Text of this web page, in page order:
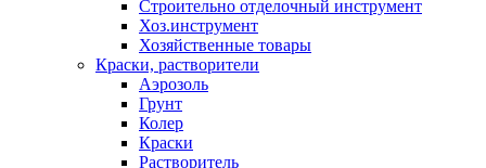
Строительно отделочный инструмент
Хоз.инструмент
Хозяйственные товары
Краски, растворители
Аэрозоль
Грунт
Колер
Краски
Растворитель